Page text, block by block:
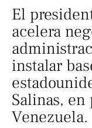
El
acelera
instalar
Salinas, en
Venezuela.